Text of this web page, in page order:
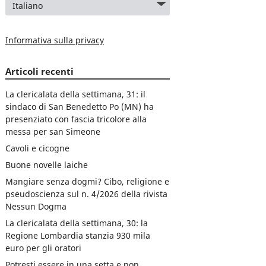
Informativa sulla privacy
Articoli recenti
La clericalata della settimana, 31: il
sindaco di San Benedetto Po (MN) ha
presenziato con fascia tricolore alla
messa per san Simeone
Cavoli e cicogne
Buone novelle laiche
Mangiare senza dogmi? Cibo, religione e
pseudoscienza sul n. 4/2026 della rivista
Nessun Dogma
La clericalata della settimana, 30: la
Regione Lombardia stanzia 930 mila
euro per gli oratori